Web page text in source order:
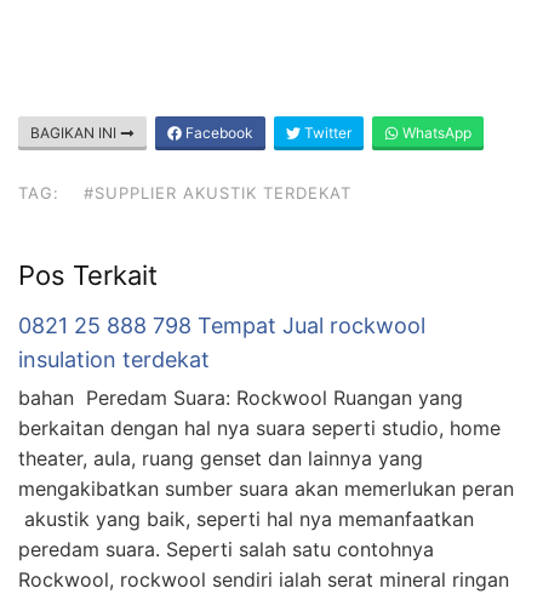
BAGIKAN INI Facebook Twitter WhatsApp
TAG: #SUPPLIER AKUSTIK TERDEKAT
Pos Terkait
0821 25 888 798 Tempat Jual rockwool
insulation terdekat
bahan Peredam Suara: Rockwool Ruangan yang
berkaitan dengan hal nya suara seperti studio, home
theater, aula, ruang genset dan lainnya yang
mengakibatkan sumber suara akan memerlukan peran
akustik yang baik, seperti hal nya memanfaatkan
peredam suara. Seperti salah satu contohnya
Rockwool, rockwool sendiri ialah serat mineral ringan